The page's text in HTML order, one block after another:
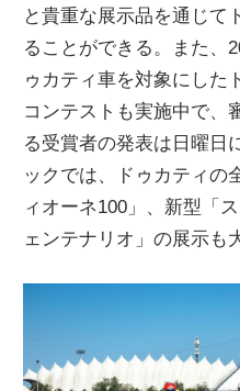
と貴重な展示品を通じて
ることができる。また、
ゥカティ車を対象にした
コンテストも実施中で、
る受賞者の発表は日曜日
ックでは、ドゥカティの
ィオーネ100」、新型「
ェンテナリオ」の展示も